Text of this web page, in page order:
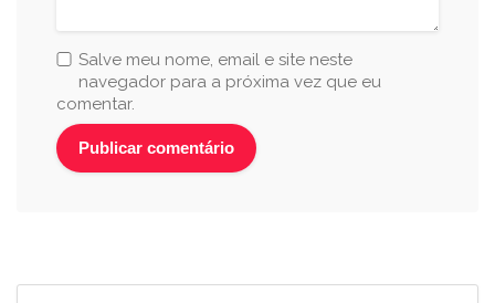
Salve meu nome, email e site neste
navegador para a próxima vez que eu
comentar.